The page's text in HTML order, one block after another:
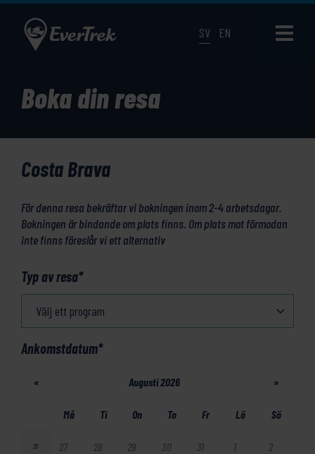
SV EN
Boka din resa
Costa Brava
För denna resa bekräftar vi bokningen inom 2-4 arbetsdagar.
Bokningen är bindande om plats finns. Om plats mot förmodan
inte finns föreslår vi ett alternativ
Typ av resa*
Ankomstdatum*
« Augusti 2026 »
Må Ti On To Fr Lö Sö
31 27 28 29 30 31 1 2